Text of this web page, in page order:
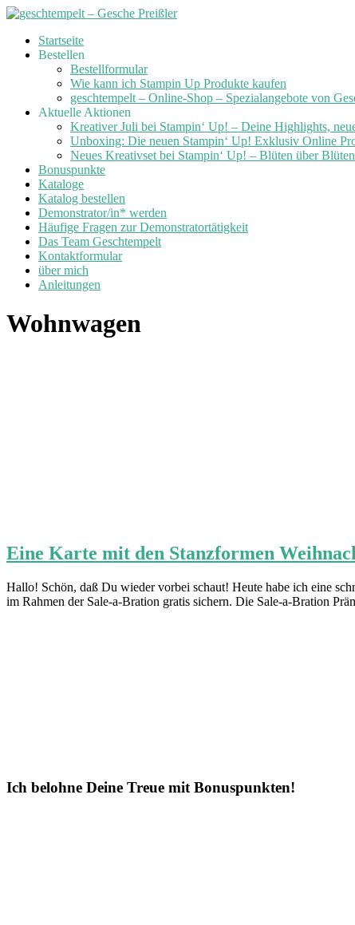
Skip
Startseite
Bestellen
Bestellformular
Wie kann ich Stampin Up Produkte kaufen
geschtempelt – Online-Shop – Spezialangebote von
Aktuelle Aktionen
Kreativer Juli bei Stampin‘ Up! – Deine Highlights,
Unboxing: Die neuen Stampin‘ Up! Exklusiv Online
Neues Kreativset bei Stampin‘ Up! – Blüten über
Bonuspunkte
Kataloge
Katalog bestellen
Demonstrator/in* werden
Häufige Fragen zur Demonstratortätigkeit
Das Team Geschtempelt
Kontaktformular
über mich
Anleitungen
Wohnwagen
Eine Karte mit den Stanzformen
Hallo! Schön, daß Du wieder vorbei schaut! Heute habe ich eine
im Rahmen der Sale-a-Bration gratis sichern. Die Sale-a-Bration
Ich belohne Deine Treue mit Bonuspunkten!